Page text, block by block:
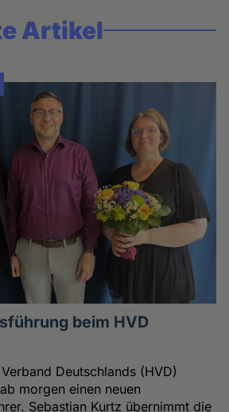
Artikel
beim HVD
Deutschlands (HVD)
morgen einen neuen
Sebastian Kurtz übernimmt die